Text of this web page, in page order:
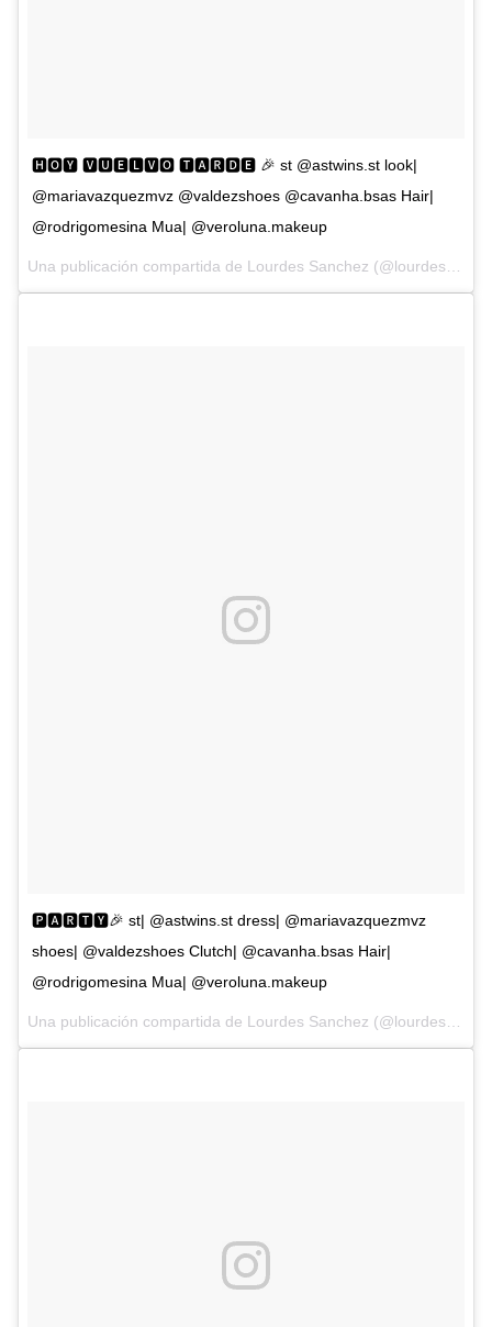
🅷🅾🆈 🆅🆄🅴🅻🆅🅾 🆃🅰🆁🅳🅴 🎉 st @astwins.st look|
@mariavazquezmvz @valdezshoes @cavanha.bsas Hair|
@rodrigomesina Mua| @veroluna.makeup
🅿🅰🆁🆃🆈🎉 st| @astwins.st dress| @mariavazquezmvz
shoes| @valdezshoes Clutch| @cavanha.bsas Hair|
@rodrigomesina Mua| @veroluna.makeup